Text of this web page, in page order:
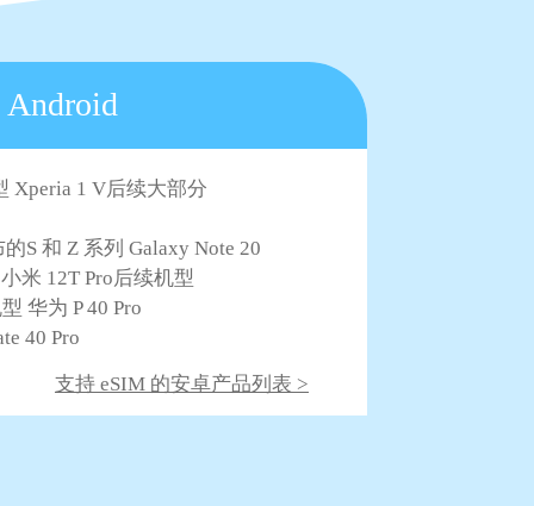
Android
Xperia 1 V后续大部分
S 和 Z 系列 Galaxy Note 20
米 12T Pro后续机型
华为 P 40 Pro
40 Pro
支持 eSIM 的安卓产品列表 >